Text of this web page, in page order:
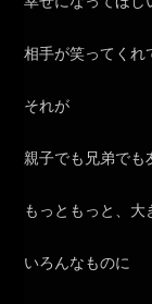
相手が笑ってくれ
それが
親子でも兄弟でも
もっともっと、大
いろんなものに